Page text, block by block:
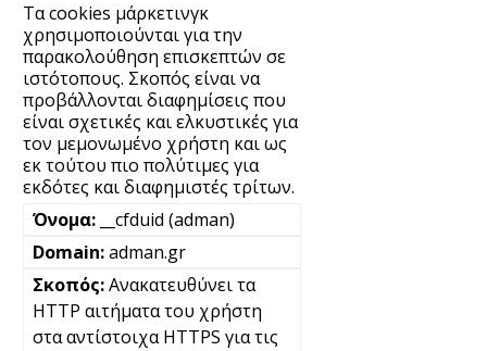
Τα cookies μάρκετινγκ
χρησιμοποιούνται για την
παρακολούθηση επισκεπτών σε
ιστότοπους. Σκοπός είναι να
προβάλλονται διαφημίσεις που
είναι σχετικές και ελκυστικές για
τον μεμονωμένο χρήστη και ως
εκ τούτου πιο πολύτιμες για
εκδότες και διαφημιστές τρίτων.
__cfduid (adman)
adman.gr
Ανακατευθύνει τα
HTTP αιτήματα του χρήστη
στα αντίστοιχα HTTPS για τις